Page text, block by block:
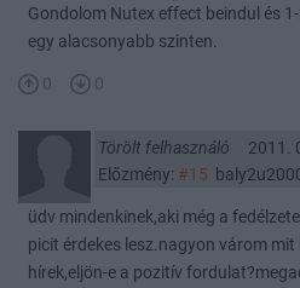
Gondolom Nutex effect beindul és
egy alacsonyabb szinten.
0 0
Törölt felhasználó
2011.
Előzmény: #15
üdv mindenkinek,aki még a
picit érdekes lesz.nagyon várom mit
hírek,eljön-e a pozitív